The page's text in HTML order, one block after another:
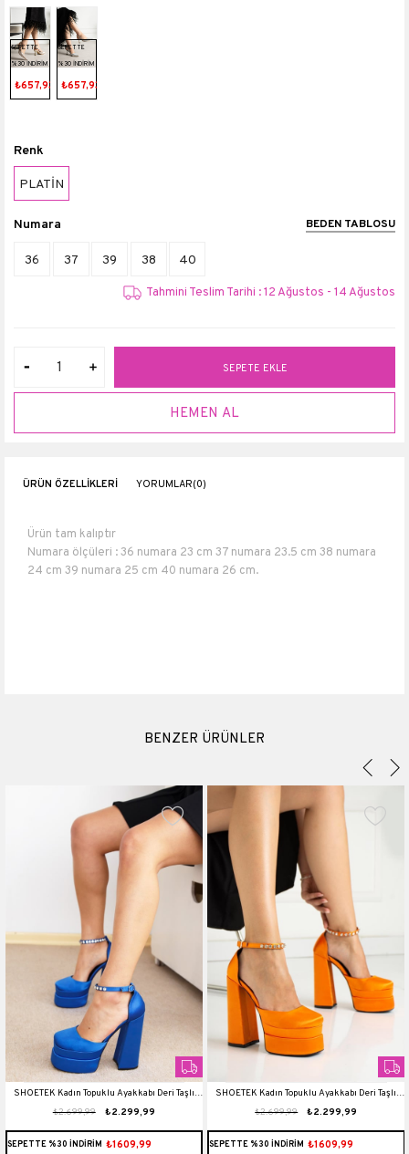
SEPETTE
%30 İNDİRİM
₺657,93
SEPETTE
%30 İNDİRİM
₺657,93
Renk
PLATİN
Numara BEDEN TABLOSU
36 37 39 38 40
Tahmini Teslim Tarihi : 12 Ağustos - 14 Ağustos
ÜRÜN ÖZELLIKLERI YORUMLAR(0)
Ürün tam kalıptır
Numara ölçüleri : 36 numara 23 cm 37 numara 23.5 cm 38 numara
24 cm 39 numara 25 cm 40 numara 26 cm.
BENZER ÜRÜNLER
SHOETEK Kadın Topuklu Ayakkabı Deri Taşlı
Çift Platformlu Rianna Saks Mavi
₺2.299,99
₺2.699,99
SEPETTE %30 İNDİRİM ₺1609,99
SHOETEK Kadın Topuklu Ayakkabı Deri Taşlı
Çift Platformlu Rianna Turuncu
₺2.299,99
₺2.699,99
SEPETTE %30 İNDİRİM ₺1609,99